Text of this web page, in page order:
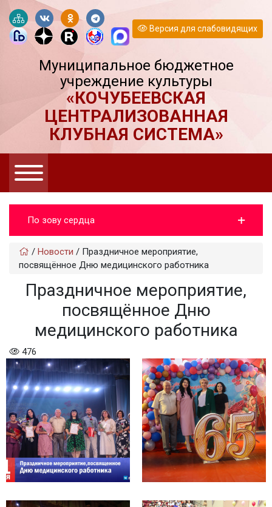
Версия для слабовидящих
Муниципальное бюджетное
учреждение культуры
«КОЧУБЕЕВСКАЯ
ЦЕНТРАЛИЗОВАННАЯ
КЛУБНАЯ СИСТЕМА»
По зову сердца
/ Новости / Праздничное мероприятие,
посвящённое Дню медицинского работника
Праздничное мероприятие,
посвящённое Дню
медицинского работника
476